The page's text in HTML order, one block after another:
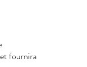
fournira